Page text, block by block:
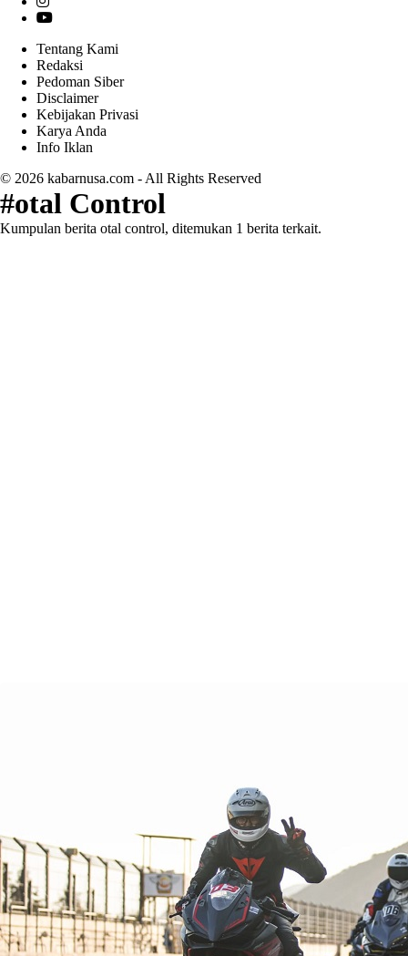
Tentang Kami
Redaksi
Pedoman Siber
Disclaimer
Kebijakan Privasi
Karya Anda
Info Iklan
© 2026 kabarnusa.com - All Rights Reserved
#otal Control
Kumpulan berita otal control, ditemukan 1 berita terkait.